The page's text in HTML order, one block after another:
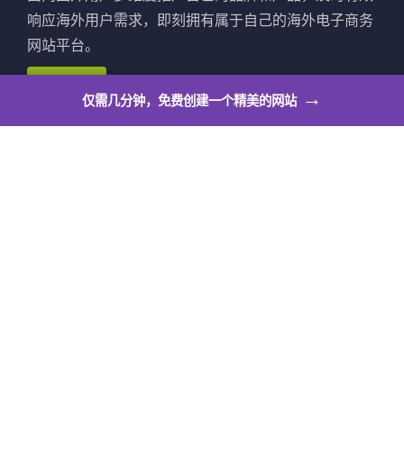
仅需几分钟，免费创建一个精美的网站→
响应海外用户需求，即刻拥有属于自己的海外电子商务
网站平台。